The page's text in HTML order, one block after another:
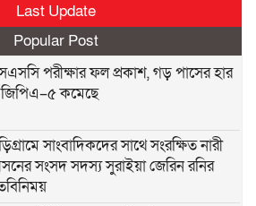
Last Update
Popular Post
পরীক্ষার ফল প্রকাশ, গড় পাসের হার
কমেছে
সাংবাদিকদের সাথে সংরক্ষিত নারী
সংসদ সদস্য সুরাইয়া জেরিন রনির